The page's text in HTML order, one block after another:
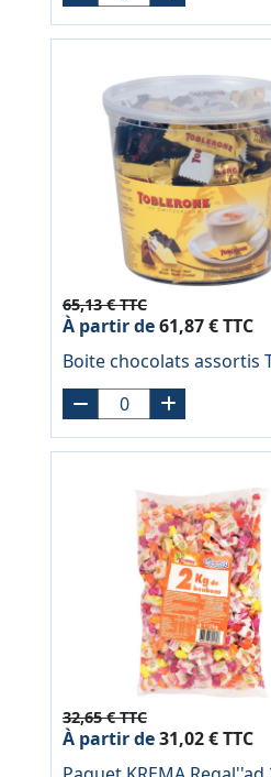
65,13 € TTC
À partir de61,87 € TTC
Boite chocolats assortis
32,65 € TTC
À partir de31,02 € TTC